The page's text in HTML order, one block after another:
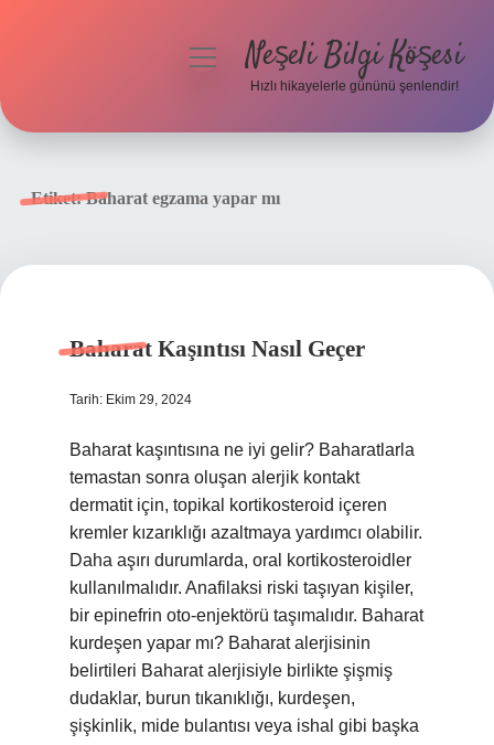
menüyüNeşeli Bilgi Köşesi
Hızlı hikayelerle gününü şenlendir!
Etiket:Baharat egzama yapar mı
Baharat Kaşıntısı Nasıl Geçer
Tarih: Ekim 29, 2024
Baharat kaşıntısına ne iyi gelir? Baharatlarla
temastan sonra oluşan alerjik kontakt
dermatit için, topikal kortikosteroid içeren
kremler kızarıklığı azaltmaya yardımcı olabilir.
Daha aşırı durumlarda, oral kortikosteroidler
kullanılmalıdır. Anafilaksi riski taşıyan kişiler,
bir epinefrin oto-enjektörü taşımalıdır. Baharat
kurdeşen yapar mı? Baharat alerjisinin
belirtileri Baharat alerjisiyle birlikte şişmiş
dudaklar, burun tıkanıklığı, kurdeşen,
şişkinlik, mide bulantısı veya ishal gibi başka